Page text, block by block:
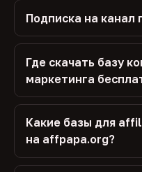
Подписка на канал
Где скачать базу
маркетинга
Какие базы для
на affpapa.org?